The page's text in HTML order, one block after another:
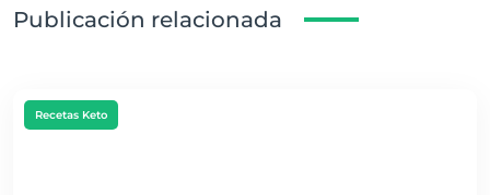
Publicación relacionada
Recetas Keto